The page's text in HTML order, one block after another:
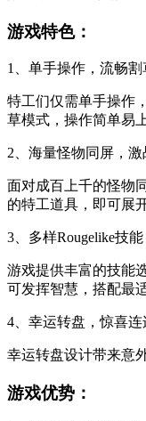
游戏特色：
1、单手操作，流畅割
特工们仅需单手操作
草模式，操作简单易
2、海量怪物同屏，激
面对成百上千的怪物
的特工道具，即可展
3、多样Rougelike技
游戏提供丰富的技能
可发挥智慧，搭配最
4、幸运转盘，惊喜连
幸运转盘设计带来意
游戏优势：